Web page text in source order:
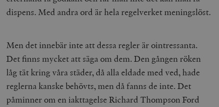
dispens. Med andra ord är hela regelverket meningslöst.
Men det innebär inte att dessa regler är ointressanta.
Det finns mycket att säga om dem. Den gången röken
låg tät kring våra städer, då alla eldade med ved, hade
reglerna kanske behövts, men då fanns de inte. Det
påminner om en iakttagelse Richard Thompson Ford